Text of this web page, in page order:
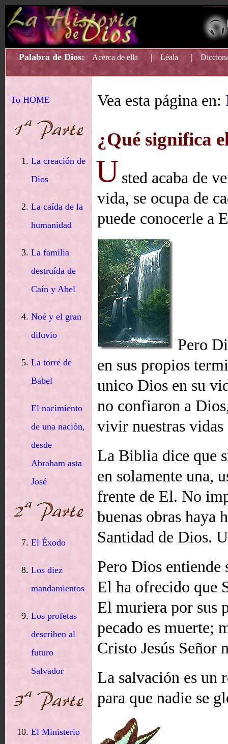
Palabra de Dios: Acerca de ella | Léala |
To HOME
La creación de
Dios
La caída de la
humanidad
La familia
destruída de
Caín y Abel
Noé y el gran
diluvio
La torre de
Babel
El nacimiento
de una nación,
desde
Abraham asta
José
El Éxodo
Los diez
mandamientos
Los profetas
describen al
futuro
Salvador
El Ministerio
Vea esta página en:
¿Qué significa
U sted acaba de
vida, se ocupa de
puede conocerle a
Pero
en sus propios
unico Dios en su
no confiaron a
vivir nuestras
La Biblia dice que
en solamente una,
frente de El. No
buenas obras haya
Santidad de Dios.
Pero Dios entiende
El ha ofrecido que
El muriera por sus
pecado es muerte;
Cristo Jesús Señor
La salvación es un
para que nadie se